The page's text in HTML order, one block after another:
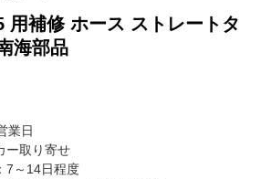
用補修 ホース ストレートタ
海部品
業日
ー取り寄せ
7～14日程度